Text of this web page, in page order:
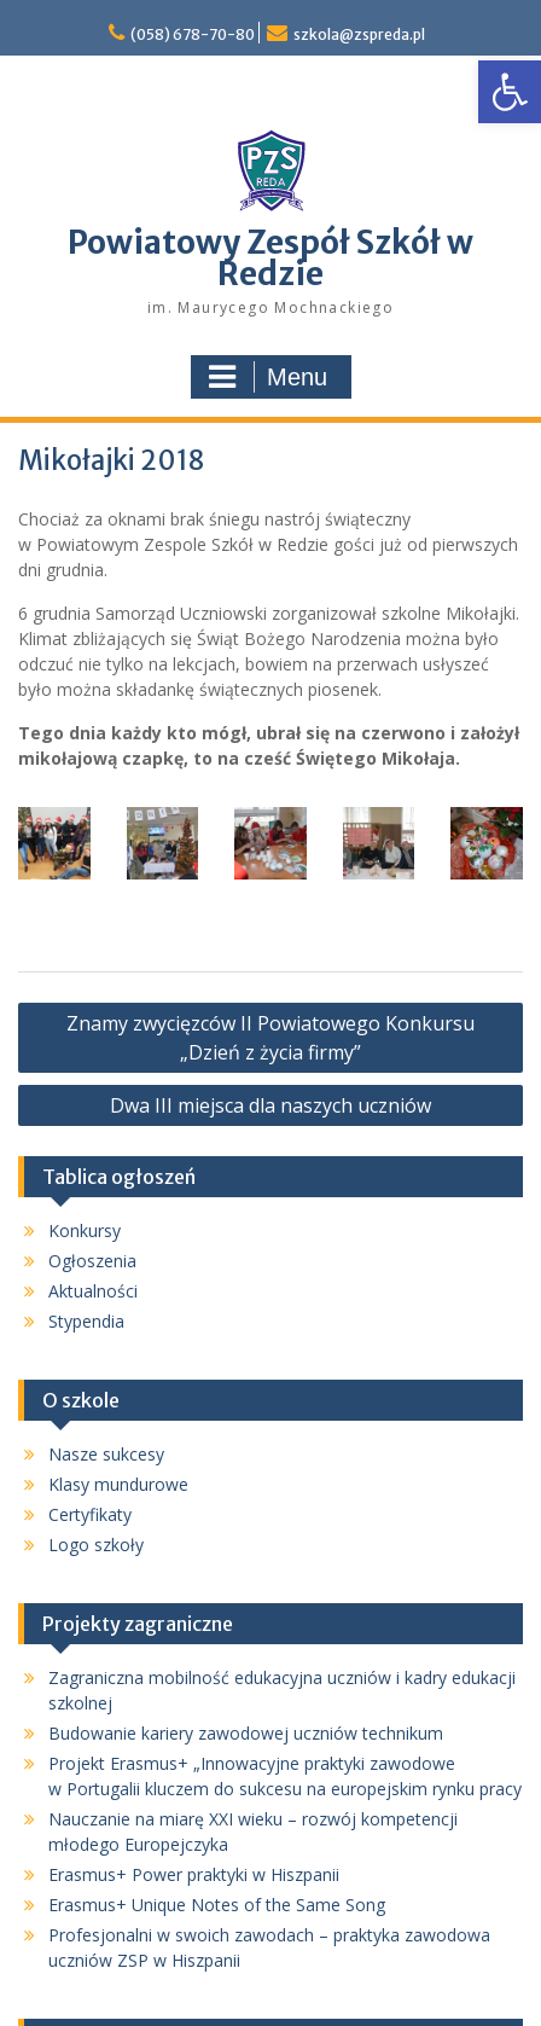
content
(058) 678-70-80 szkola@zspreda.pl
Powiatowy Zespół Szkół w
Redzie
im. Maurycego Mochnackiego
Menu
Mikołajki 2018
Chociaż za oknami brak śniegu nastrój świąteczny
w Powiatowym Zespole Szkół w Redzie gości już od pierwszych
dni grudnia.
6 grudnia Samorząd Uczniowski zorganizował szkolne Mikołajki.
Klimat zbliżających się Świąt Bożego Narodzenia można było
odczuć nie tylko na lekcjach, bowiem na przerwach usłyszeć
było można składankę świątecznych piosenek.
Tego dnia każdy kto mógł, ubrał się na czerwono i założył
mikołajową czapkę, to na cześć Świętego Mikołaja.
Nawigacja
Znamy zwycięzców II Powiatowego Konkursu
„Dzień z życia firmy”
Dwa III miejsca dla naszych uczniów
Tablica ogłoszeń
Konkursy
Ogłoszenia
Aktualności
Stypendia
O szkole
Nasze sukcesy
Klasy mundurowe
Certyfikaty
Logo szkoły
Projekty zagraniczne
Zagraniczna mobilność edukacyjna uczniów i kadry edukacji
szkolnej
Budowanie kariery zawodowej uczniów technikum
Projekt Erasmus+ „Innowacyjne praktyki zawodowe
w Portugalii kluczem do sukcesu na europejskim rynku pracy
Nauczanie na miarę XXI wieku – rozwój kompetencji
młodego Europejczyka
Erasmus+ Power praktyki w Hiszpanii
Erasmus+ Unique Notes of the Same Song
Profesjonalni w swoich zawodach – praktyka zawodowa
uczniów ZSP w Hiszpanii